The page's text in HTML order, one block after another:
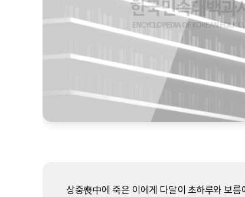
상중喪中에 죽은 이에게 다달이 초하루와 보